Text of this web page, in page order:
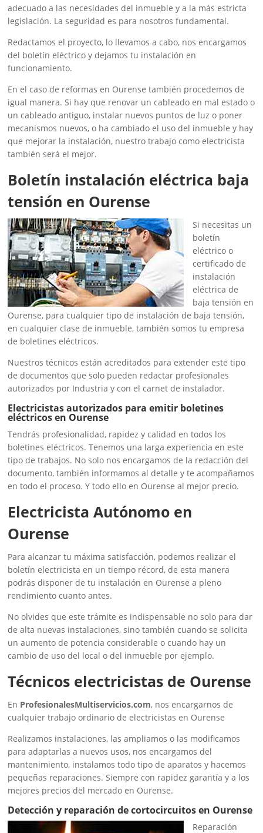
adecuado a las necesidades del inmueble y a la más estricta
legislación. La seguridad es para nosotros fundamental.
Redactamos el proyecto, lo llevamos a cabo, nos encargamos
del boletín eléctrico y dejamos tu instalación en
funcionamiento.
En el caso de reformas en Ourense también procedemos de
igual manera. Si hay que renovar un cableado en mal estado o
un cableado antiguo, instalar nuevos puntos de luz o poner
mecanismos nuevos, o ha cambiado el uso del inmueble y hay
que mejorar la instalación, nuestro trabajo como electricista
también será el mejor.
Boletín instalación eléctrica baja
tensión en Ourense
Si necesitas un
boletín
eléctrico o
certificado de
instalación
eléctrica de
baja tensión en
Ourense, para cualquier tipo de instalación de baja tensión,
en cualquier clase de inmueble, también somos tu empresa
de boletines eléctricos.
Nuestros técnicos están acreditados para extender este tipo
de documentos que solo pueden redactar profesionales
autorizados por Industria y con el carnet de instalador.
Electricistas autorizados para emitir boletines
eléctricos en Ourense
Tendrás profesionalidad, rapidez y calidad en todos los
boletines eléctricos. Tenemos una larga experiencia en este
tipo de trabajos. No solo nos encargamos de la redacción del
documento, también informamos al detalle y te acompañamos
en todo el proceso. Y todo ello en Ourense al mejor precio.
Electricista Autónomo en
Ourense
Para alcanzar tu máxima satisfacción, podemos realizar el
boletín electricista en un tiempo récord, de esta manera
podrás disponer de tu instalación en Ourense a pleno
rendimiento cuanto antes.
No olvides que este trámite es indispensable no solo para dar
de alta nuevas instalaciones, sino también cuando se solicita
un aumento de potencia considerable o cuando hay un
cambio de uso del local o del inmueble por ejemplo.
Técnicos electricistas de Ourense
En ProfesionalesMultiservicios.com, nos encargarnos de
cualquier trabajo ordinario de electricistas en Ourense
Realizamos instalaciones, las ampliamos o las modificamos
para adaptarlas a nuevos usos, nos encargamos del
mantenimiento, instalamos todo tipo de aparatos y hacemos
pequeñas reparaciones. Siempre con rapidez garantía y a los
mejores precios del mercado en Ourense.
Detección y reparación de cortocircuitos en Ourense
Reparación